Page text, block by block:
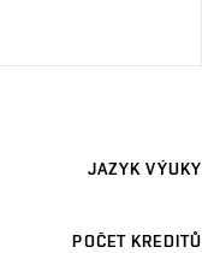
JAZYK VÝUKY
POČET KREDITŮ